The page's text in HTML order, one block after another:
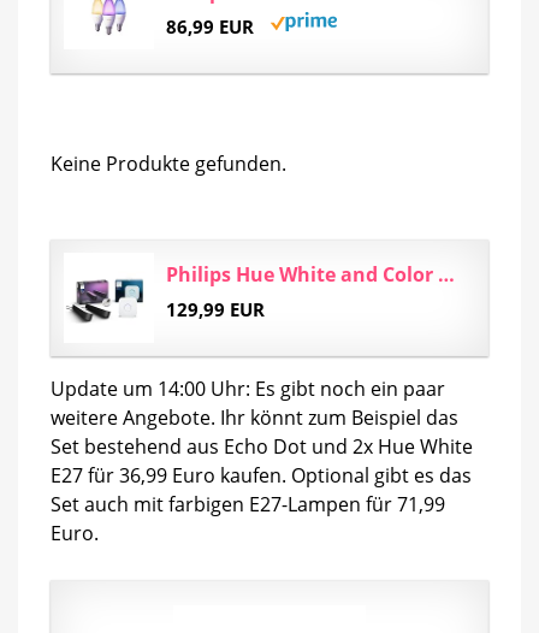
86,99 EUR
Keine Produkte gefunden.
Philips Hue White and Color Ambiance Play Lightbar 2-er Pack inkl. Hue Bridge, schwarz, bis zu...
129,99 EUR
Update um 14:00 Uhr: Es gibt noch ein paar
weitere Angebote. Ihr könnt zum Beispiel das
Set bestehend aus Echo Dot und 2x Hue White
E27 für 36,99 Euro kaufen. Optional gibt es das
Set auch mit farbigen E27-Lampen für 71,99
Euro.